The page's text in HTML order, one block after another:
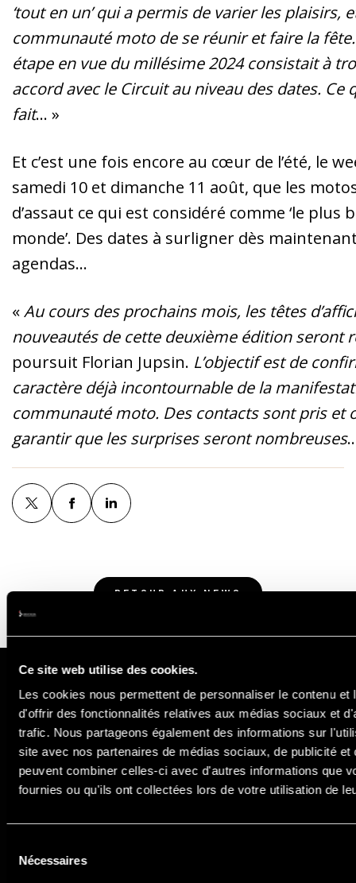
Ce site web utilise des cookies.
Les cookies nous permettent de personnaliser le contenu et
d'offrir des fonctionnalités relatives aux médias sociaux et
trafic. Nous partageons également des informations sur
site avec nos partenaires de médias sociaux, de publicité et
peuvent combiner celles-ci avec d'autres informations que
fournies ou qu'ils ont collectées lors de votre utilisation de
Nécessaires
‘tout en un’ qui a permis de varier les plaisirs,
communauté moto de se réunir et faire la
étape en vue du millésime 2024 consistait à
accord avec le Circuit au niveau des dates. Ce
fait… »
Et c’est une fois encore au cœur de l’été, le
samedi 10 et dimanche 11 août, que les
d’assaut ce qui est considéré comme ‘le plus
monde’. Des dates à surligner dès
agendas…
«Au cours des prochains mois, les têtes
nouveautés de cette deuxième édition seront
poursuit Florian Jupsin. L’objectif est de
caractère déjà incontournable de la
communauté moto. Des contacts sont pris et
garantir que les surprises seront nombreuses
RETOUR AUX NEWS
Soyez les premiers à découvrir nos
infos, détails des événements et
offres exceptionnelles !